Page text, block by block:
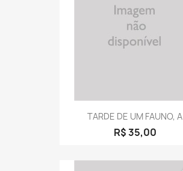
TARDE DE UM FAUNO, A
R$ 35,00